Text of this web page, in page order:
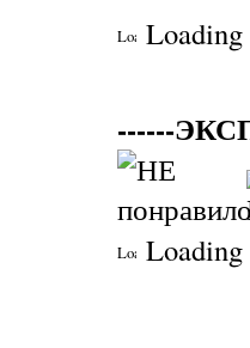
Loading
------
Loading